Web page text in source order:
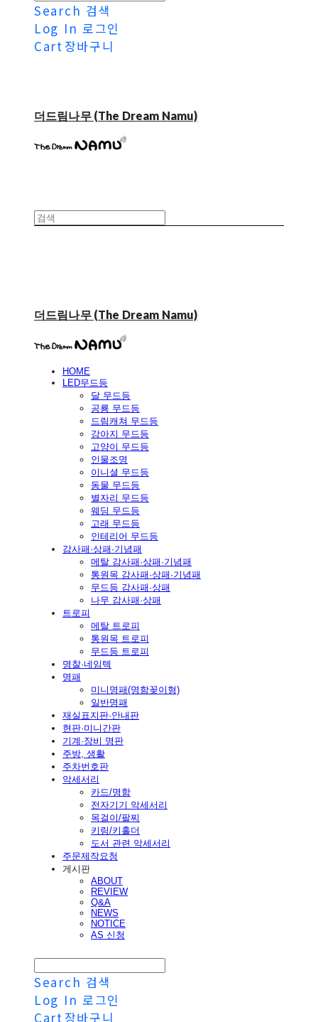
Search 검색
Log In 로그인
Cart 장바구니
더드림나무 (The Dream Namu)
더드림나무 (The Dream Namu)
HOME
LED무드등
달 무드등
공룡 무드등
드림캐쳐 무드등
강아지 무드등
고양이 무드등
인물조명
이니셜 무드등
동물 무드등
별자리 무드등
웨딩 무드등
고래 무드등
인테리어 무드등
감사패·상패·기념패
메탈 감사패·상패·기념패
통원목 감사패·상패·기념패
무드등 감사패·상패
나무 감사패·상패
트로피
메탈 트로피
통원목 트로피
무드등 트로피
명찰·네임텍
명패
미니명패(명함꽂이형)
일반명패
재실표지판·안내판
현판·미니간판
기계·장비 명판
주방, 생활
주차번호판
악세서리
카드/명함
전자기기 악세서리
목걸이/팔찌
키링/키홀더
도서 관련 악세서리
주문제작요청
게시판
ABOUT
REVIEW
Q&A
NEWS
NOTICE
AS 신청
Search 검색
Log In 로그인
Cart 장바구니